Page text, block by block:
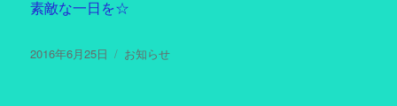
素敵な一日を☆
投
2016年6月25日
カ
お知らせ